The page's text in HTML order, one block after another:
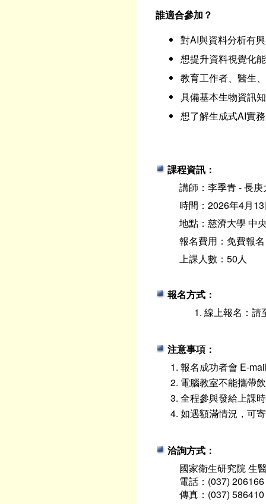
誰適合參加？
對AI與資料分析有
想提升資料視覺化
教育工作者、醫生
具備基本生物資訊
想了解生成式AI實
課程資訊：
講師：李季青 - 長
時間：2026年4月
地點：慈濟大學 中
報名費用：免費報名
上課人數：50人
報名方式：
線上報名：請
注意事項：
報名成功者會 E-
電腦教室不能攜帶
全程參與發給上課
如遇額滿情況，可
洽詢方式：
國家衛生研究院 生
電話：(037)
傳真：(037) 586410